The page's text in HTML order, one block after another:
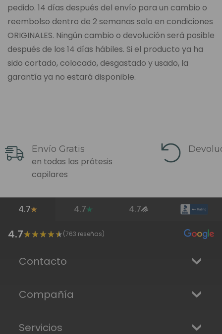
pedido. 14 días después del envío para un cambio o
reembolso dentro de 2 semanas solo en condiciones
ORIGINALES. Ningún cambio o devolución será posible
después de los 14 días hábiles. Si el producto ya ha
sido cortado, colocado, desgastado y usado, la
garantía ya no estará disponible.
Envío Gratis
en todas las prótesis
capilares
4.7 4.7 4.7
4.7 (763 reseñas)
Contacto
Compañía
Servicios